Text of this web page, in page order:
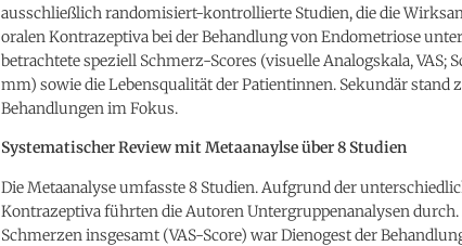
ausschließlich randomisiert-kontrollierte Studien, die die
oralen Kontrazeptiva bei der Behandlung von Endometriose
betrachtete speziell Schmerz-Scores (visuelle Analogskala, VAS;
mm) sowie die Lebensqualität der Patientinnen. Sekundär stand
Behandlungen im Fokus.
Systematischer Review mit Metaanaylse über 8 Studien
Die Metaanalyse umfasste 8 Studien. Aufgrund der
Kontrazeptiva führten die Autoren Untergruppenanalysen
Schmerzen insgesamt (VAS-Score) war Dienogest der